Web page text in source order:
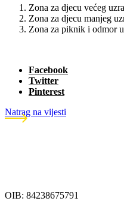
Zona za djecu većeg
Zona za djecu manjeg
Zona za piknik i odmor
Facebook
Twitter
Pinterest
Natrag na vijesti
OIB: 84238675791